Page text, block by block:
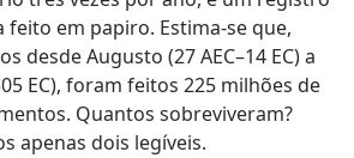
em papiro. Estima-se que,
desde Augusto (27 AEC–14 EC) a
EC), foram feitos 225 milhões de
Quantos sobreviveram?
apenas dois legíveis.